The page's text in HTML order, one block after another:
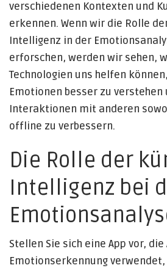
verschiedenen Kontexten und
erkennen. Wenn wir die Rolle
Intelligenz in der
erforschen, werden wir sehen,
Technologien uns helfen
Emotionen besser zu verstehen
Interaktionen mit anderen
offline zu verbessern.
Die Rolle der
Intelligenz bei
Stellen Sie sich eine App vor,
Emotionserkennung verwendet,